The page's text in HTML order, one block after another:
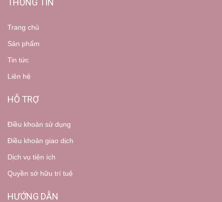
THÔNG TIN
Trang chủ
Sản phẩm
Tin tức
Liên hệ
HỖ TRỢ
Điều khoản sử dụng
Điều khoản giao dịch
Dịch vụ tiện ích
Quyền sở hữu trí tuệ
HƯỚNG DẪN